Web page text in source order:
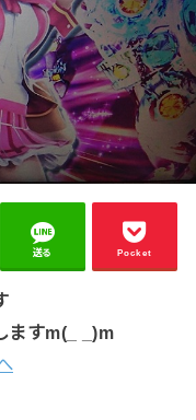
送る Pocket
ますm(_ _)m